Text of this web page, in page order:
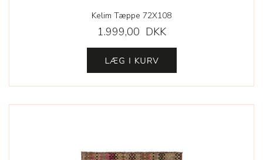
Kelim Tæppe 72X108
1.999,00 DKK